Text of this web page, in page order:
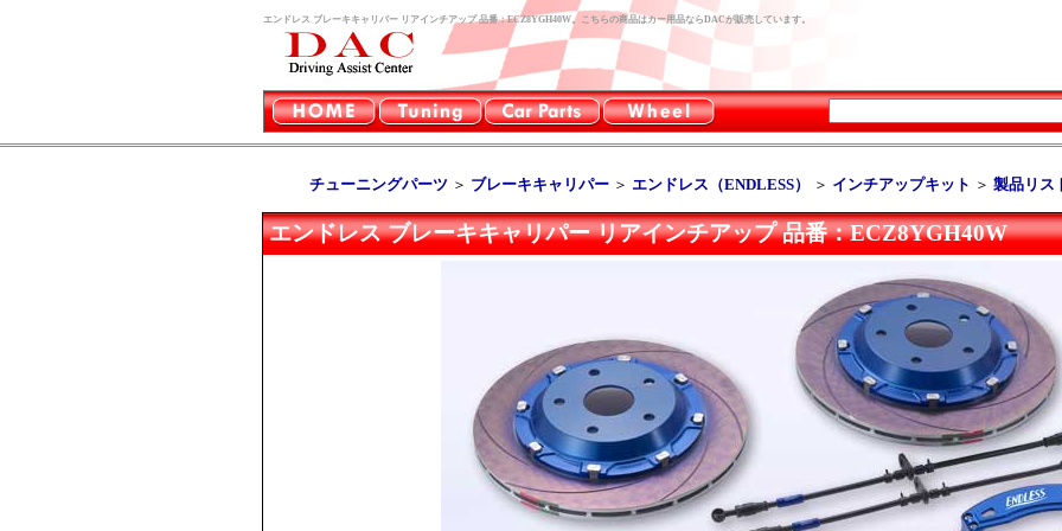
エンドレス ブレーキキャリパー リアインチアップ 品番：ECZ8YGH40W。こちらの商品はカー用品ならDACが販売しています。
チューニングパーツ ＞ ブレーキキャリパー ＞ エンドレス（ENDLESS） ＞ インチアップキット ＞ 製品リス
エンドレス ブレーキキャリパー リアインチアップ 品番：ECZ8YGH40W